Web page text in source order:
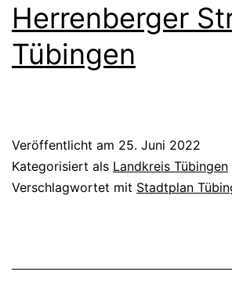
Herrenberger
Tübingen
Veröffentlicht am 25. Juni 2022
Kategorisiert als Landkreis Tübingen
Verschlagwortet mit Stadtplan